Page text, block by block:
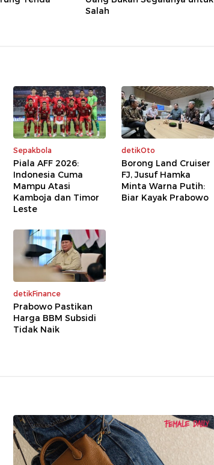
Salah
Sepakbola
Piala AFF 2026:
Indonesia Cuma
Mampu Atasi
Kamboja dan Timor
Leste
detikOto
Borong Land Cruiser
FJ, Jusuf Hamka
Minta Warna Putih:
Biar Kayak Prabowo
detikFinance
Prabowo Pastikan
Harga BBM Subsidi
Tidak Naik